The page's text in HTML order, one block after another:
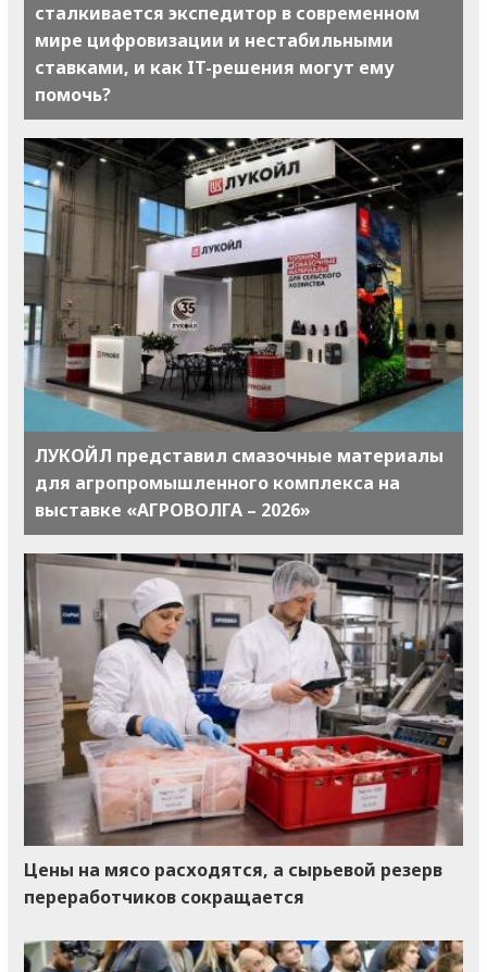
сталкивается экспедитор в современном
мире цифровизации и нестабильными
ставками, и как IT-решения могут ему
помочь?
ЛУКОЙЛ представил смазочные материалы
для агропромышленного комплекса на
выставке «АГРОВОЛГА – 2026»
Цены на мясо расходятся, а сырьевой резерв
переработчиков сокращается